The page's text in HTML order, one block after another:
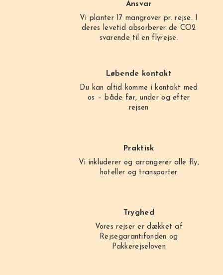
Ansvar
Vi planter 17 mangrover pr. rejse. I
deres levetid absorberer de CO2
svarende til en flyrejse.
Løbende kontakt
Du kan altid komme i kontakt med
os – både før, under og efter
rejsen
Praktisk
Vi inkluderer og arrangerer alle fly,
hoteller og transporter
Tryghed
Vores rejser er dækket af
Rejsegarantifonden og
Pakkerejseloven